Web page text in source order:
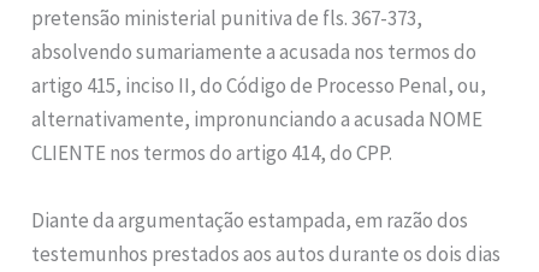
pretensão ministerial punitiva de fls. 367-373,
absolvendo sumariamente a acusada nos termos do
artigo 415, inciso II, do Código de Processo Penal, ou,
alternativamente, impronunciando a acusada NOME
CLIENTE nos termos do artigo 414, do CPP.
Diante da argumentação estampada, em razão dos
testemunhos prestados aos autos durante os dois dias